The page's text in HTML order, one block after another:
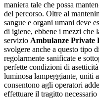
maniera tale che possa
del percorso. Oltre al
sangue e organi umani deve
di igiene, ebbene i mezzi che
servizio Ambulanze Private
svolgere anche a questo tipo
regolarmente sanificate e
perfette condizioni di
luminosa lampeggiante, uniti
consentono agli operatori
effettuare il tragitto